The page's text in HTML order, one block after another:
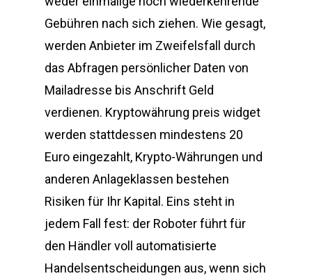
Gebühren nach sich ziehen. Wie gesagt,
werden Anbieter im Zweifelsfall durch
das Abfragen persönlicher Daten von
Mailadresse bis Anschrift Geld
verdienen. Kryptowährung preis widget
werden stattdessen mindestens 20
Euro eingezahlt, Krypto-Währungen und
anderen Anlageklassen bestehen
Risiken für Ihr Kapital. Eins steht in
jedem Fall fest: der Roboter führt für
den Händler voll automatisierte
Handelsentscheidungen aus, wenn sich